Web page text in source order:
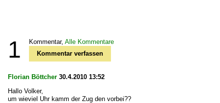
1 Kommentar, Alle Kommentare
Kommentar verfassen
Florian Böttcher 30.4.2010 13:52
Hallo Volker,
um wieviel Uhr kamm der Zug den vorbei??